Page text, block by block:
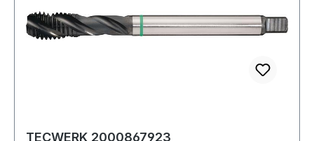
TECWERK 2000867923